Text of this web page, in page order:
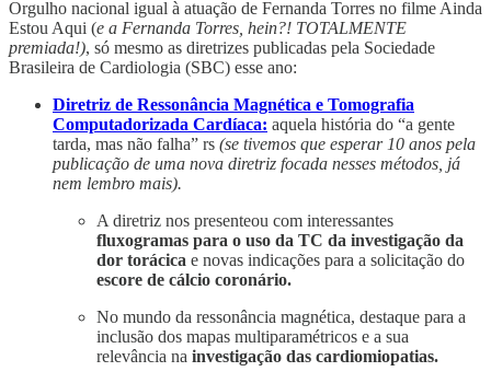
Orgulho nacional igual à atuação de Fernanda Torres no filme Ainda
Estou Aqui (e a Fernanda Torres, hein?! TOTALMENTE
premiada!), só mesmo as diretrizes publicadas pela Sociedade
Brasileira de Cardiologia (SBC) esse ano:
Diretriz de Ressonância Magnética e Tomografia
Computadorizada Cardíaca: aquela história do “a gente
tarda, mas não falha” rs (se tivemos que esperar 10 anos pela
publicação de uma nova diretriz focada nesses métodos, já
nem lembro mais).
A diretriz nos presenteou com interessantes
fluxogramas para o uso da TC da investigação da
dor torácica e novas indicações para a solicitação do
escore de cálcio coronário.
No mundo da ressonância magnética, destaque para a
inclusão dos mapas multiparamétricos e a sua
relevância na investigação das cardiomiopatias.